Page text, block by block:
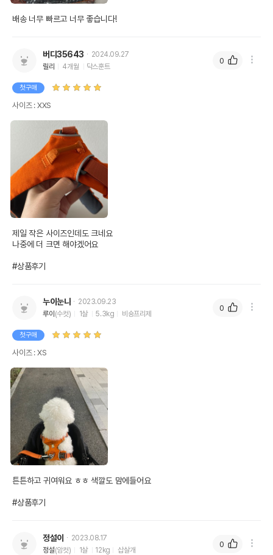
배송 너무 빠르고 너무 좋습니다!
버디35643
2024.09.27
릴리
4개월 닥스훈트
첫구매
사이즈 : XXS
제일 작은 사이즈인데도 크네요
나중에 더 크면 해야겠어요
#상품후기
0
누이눈나
2023.09.23
루이 (수컷) 1살 5.3kg 비숑프리제
첫구매
사이즈 : XS
튼튼하고 귀여워요 ㅎㅎ 색깔도 맘에들어요
#상품후기
0
정설이
2023.08.17
정설(암컷) 1살 12kg 삽살개
0